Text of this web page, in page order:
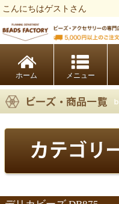
こんにちはゲストさん
ホーム